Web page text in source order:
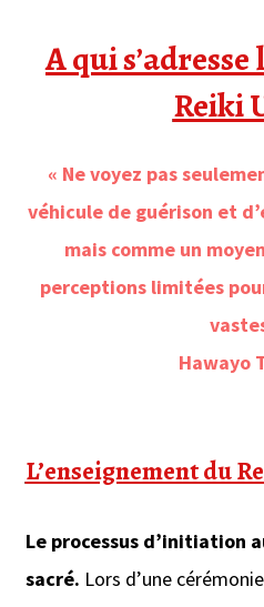
A qui
Reiki
« Ne voyez pas
véhicule de guérison et
mais comme un
perceptions limitées
Hawayo
L’enseignement du
Le processus d’initiation
sacré. Lors d’une